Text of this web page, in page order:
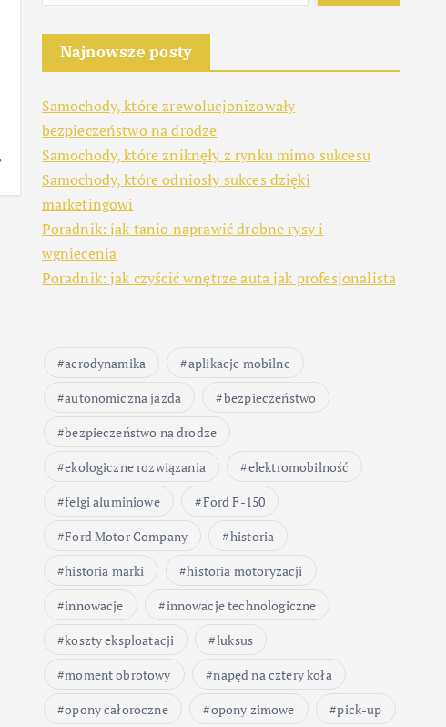
Najnowsze posty
Samochody, które zrewolucjonizowały
bezpieczeństwo na drodze
Samochody, które zniknęły z rynku mimo sukcesu
Samochody, które odniosły sukces dzięki
marketingowi
Poradnik: jak tanio naprawić drobne rysy i
wgniecenia
Poradnik: jak czyścić wnętrze auta jak profesjonalista
aerodynamika
aplikacje mobilne
autonomiczna jazda
bezpieczeństwo
bezpieczeństwo na drodze
ekologiczne rozwiązania
elektromobilność
felgi aluminiowe
Ford F-150
Ford Motor Company
historia
historia marki
historia motoryzacji
innowacje
innowacje technologiczne
koszty eksploatacji
luksus
moment obrotowy
napęd na cztery koła
opony całoroczne
opony zimowe
pick-up